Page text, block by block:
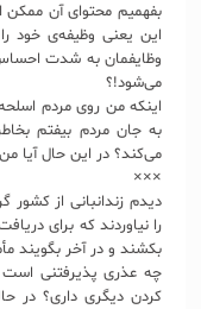
بفهمیم محتوای آن
این یعنی وظیفه‌ی خود
وظایفمان به شدت
می‌شود!؟
اینکه من روی مردم
به جان مردم بیفتم
می‌کند؟ در این حال آیا
×××
دیدم زندانبانی از
را نیاوردند که برای
بکشند و در آخر بگویند
چه عذری پذیرفتنی
کردن دیگری داری؟ در